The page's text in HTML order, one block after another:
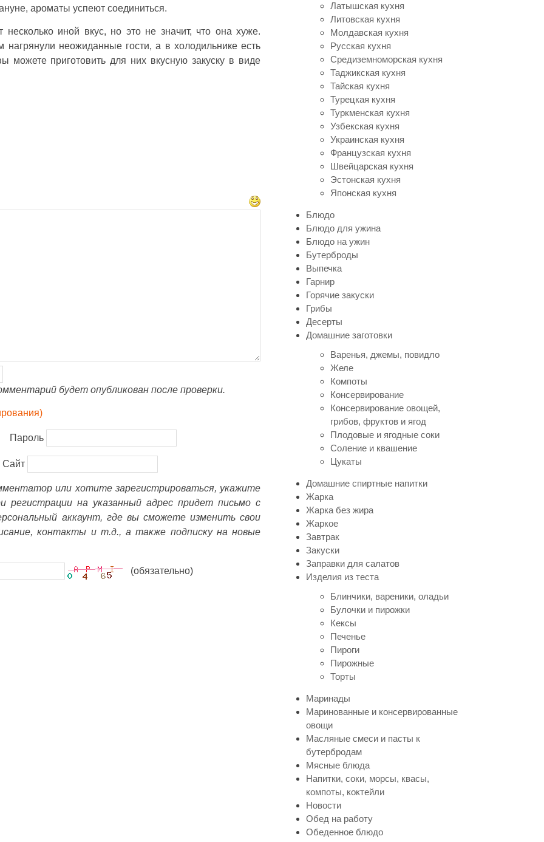
ароматы успеют соединиться.
иной вкус, но это не значит, что она хуже.
неожиданные гости, а в холодильнике есть
можете приготовить для них вкусную закуску в виде
будет опубликован после проверки.
Пароль
Сайт
или хотите зарегистрироваться, укажите
регистрации на указанный адрес придет письмо с
аккаунт, где вы сможете изменить свои
контакты и т.д., а также подписку на новые
(обязательно)
Латышская кухня
Литовская кухня
Молдавская кухня
Русская кухня
Средиземноморская кухня
Таджикская кухня
Тайская кухня
Турецкая кухня
Туркменская кухня
Узбекская кухня
Украинская кухня
Французская кухня
Швейцарская кухня
Эстонская кухня
Японская кухня
Блюдо
Блюдо для ужина
Блюдо на ужин
Бутерброды
Выпечка
Гарнир
Горячие закуски
Грибы
Десерты
Домашние заготовки
Варенья, джемы, повидло
Желе
Компоты
Консервирование
Консервирование овощей,
грибов, фруктов и ягод
Плодовые и ягодные соки
Соление и квашение
Цукаты
Домашние спиртные напитки
Жарка
Жарка без жира
Жаркое
Завтрак
Закуски
Заправки для салатов
Изделия из теста
Блинчики, вареники, оладьи
Булочки и пирожки
Кексы
Печенье
Пироги
Пирожные
Торты
Маринады
Маринованные и консервированные
овощи
Масляные смеси и пасты к
бутербродам
Мясные блюда
Напитки, соки, морсы, квасы,
компоты, коктейли
Новости
Обед на работу
Обеденное блюдо